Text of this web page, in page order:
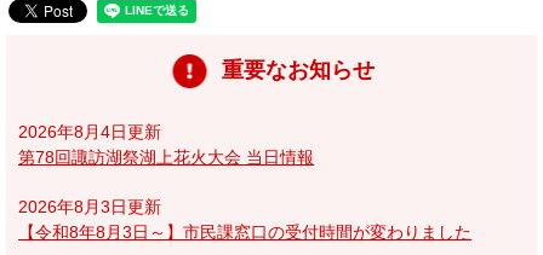
重要なお知らせ
2026年8月4日更新
第78回諏訪湖祭湖上花火大会 当日情報
2026年8月3日更新
【令和8年8月3日～】市民課窓口の受付時間が変わりました